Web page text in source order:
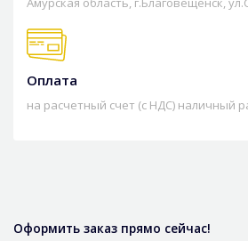
Оплата
на расчетный счет (с НДС) наличный
Оформить заказ прямо сейчас!